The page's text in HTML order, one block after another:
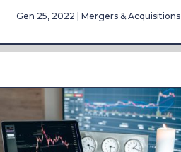
Gen 25, 2022 |Mergers & Acquisitions